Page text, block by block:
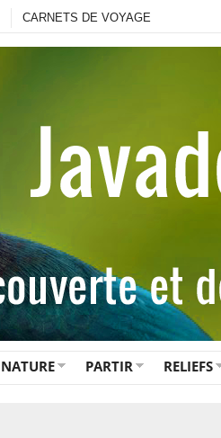
CARNETS DE VOYAGE
NATURE PARTIR RELIEFS